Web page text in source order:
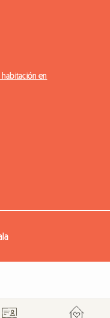
habitación en